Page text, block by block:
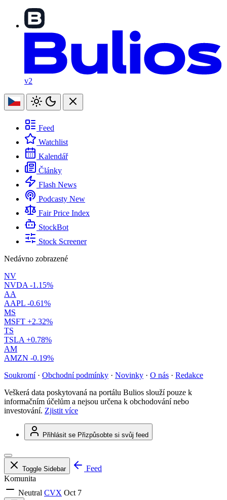
v2
Feed
Watchlist
Kalendář
Články
Flash News
Podcasty New
Fair Price Index
StockBot
Stock Screener
Nedávno zobrazené
NV
NVDA -1.15%
AA
AAPL -0.61%
MS
MSFT +2.32%
TS
TSLA +0.78%
AM
AMZN -0.19%
Soukromí · Obchodní podmínky · Novinky · O nás · Redakce
Veškerá data poskytovaná na portálu Bulios slouží pouze k
informačním účelům a nejsou určena k obchodování nebo
investování. Zjistit více
Přihlásit se Přizpůsobte si svůj feed
Toggle Sidebar
Feed
Komunita
Neutral CVX Oct 7